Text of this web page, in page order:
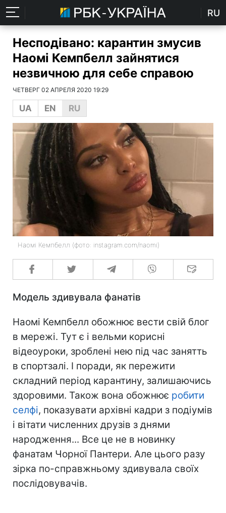
RU
Несподівано: карантин змусив
Наомі Кемпбелл зайнятися
незвичною для себе справою
ЧЕТВЕРГ 02 АПРЕЛЯ 2020 19:29
UA EN RU
Наомі Кемпбелл (фото: instagram.com/naomi)
Модель здивувала фанатів
Наомі Кемпбелл обожнює вести свій блог
в мережі. Тут є і вельми корисні
відеоуроки, зроблені нею під час занятть
в спортзалі. І поради, як пережити
складний період карантину, залишаючись
здоровими. Також вона обожнює робити
селфі, показувати архівні кадри з подіумів
і вітати численних друзів з днями
народження... Все це не в новинку
фанатам Чорної Пантери. Але цього разу
зірка по-справжньому здивувала своїх
послідовувачів.